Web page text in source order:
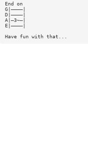
End on
G|————|
D|————|
A|—3~—|
E|————|
Have fun with that...